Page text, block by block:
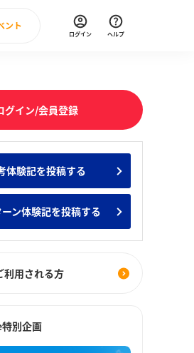
みんなのインターン人気企業ランキ
ント
直近のイベント一覧
ログイン ヘルプ
グイン/会員登録
体験記を投稿する
ン体験記を投稿する
利用される方
別企画